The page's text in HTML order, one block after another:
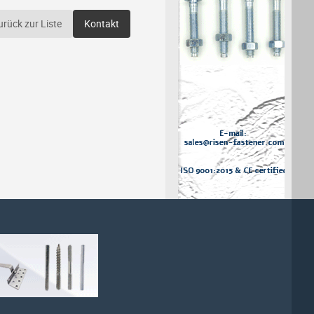
zur Liste Kontakt